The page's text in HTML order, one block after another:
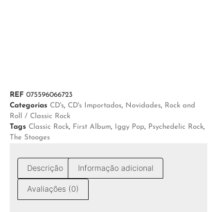
REF 075596066723
Categorias CD's, CD's Importados, Novidades, Rock and
Roll / Classic Rock
Tags Classic Rock, First Album, Iggy Pop, Psychedelic Rock,
The Stooges
Descrição Informação adicional
Avaliações (0)